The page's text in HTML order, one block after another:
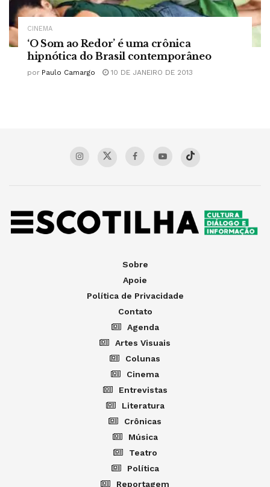
CINEMA
‘O Som ao Redor’ é uma crônica
hipnótica do Brasil contemporâneo
por Paulo Camargo 10 DE JANEIRO DE 2013
Sobre
Apoie
Política de Privacidade
Contato
Agenda
Artes Visuais
Colunas
Cinema
Entrevistas
Literatura
Crônicas
Música
Teatro
Política
Reportagem